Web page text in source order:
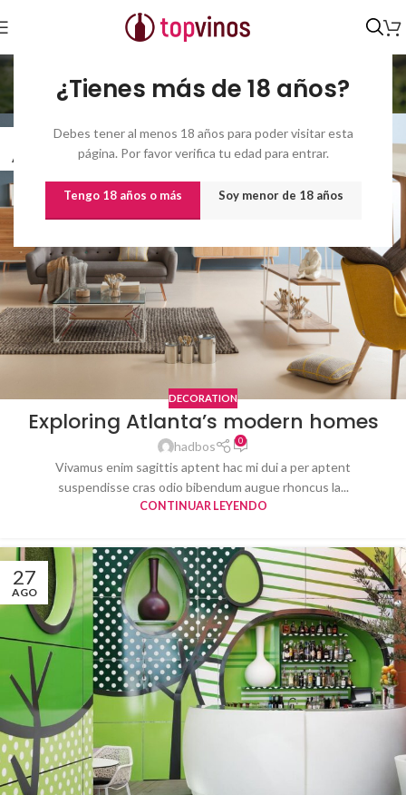
¿Tienes más de 18 años?
Debes tener al menos 18 años para poder visitar esta
página. Por favor verifica tu edad para entrar.
Tengo 18 años o más Soy menor de 18 años
Blog
AGO
DECORATION
Exploring Atlanta’s modern homes
hadbos 0
Vivamus enim sagittis aptent hac mi dui a per aptent
suspendisse cras odio bibendum augue rhoncus la...
CONTINUAR LEYENDO
27
AGO